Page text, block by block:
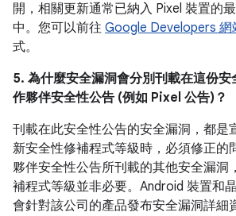
開，相關更新通常已納入 Pixel 裝置的
中。您可以前往 Google Developers 網
式。
5. 為什麼安全漏洞會分別刊載在這份
作夥伴安全性公告 (例如 Pixel 公告)？
刊載在此安全性公告的安全漏洞，都是
新安全性修補程式等級時，必須修正的
夥伴安全性公告所刊載的其他安全漏洞
補程式等級並非必要。Android 裝置和
會針對該公司的產品發布安全漏洞詳細